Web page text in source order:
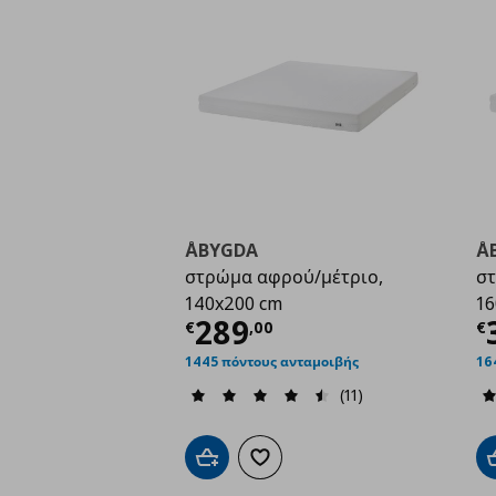
ÅBYGDA
στρώμα αφρού/μέτριο,
140x200 cm
€289,00
Τρέχουσα τιμή €
1445 πόντους ανταμοιβής
(11)
Προσθήκη στο καλάθι
Προσθήκη στα αγαπημένα
€